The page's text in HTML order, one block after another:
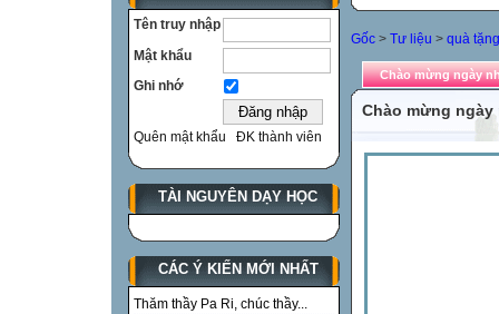
Tên truy nhập
Mật khẩu
Ghi nhớ
Quên mật khẩu ĐK thành viên
TÀI NGUYÊN DẠY HỌC
CÁC Ý KIẾN MỚI NHẤT
Thăm thầy Pa Ri, chúc thầy...
Gốc > Tư liệu > quà
Chào mừng ngày
Chào mừng ngày